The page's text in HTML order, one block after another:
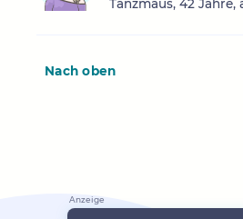
Tanzmaus, 42 Jahre,
Nach oben